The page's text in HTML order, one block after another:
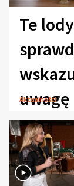
Te
uwagę
Aktualności